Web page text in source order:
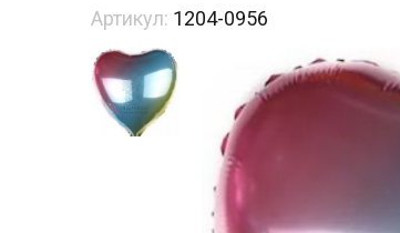
Артикул: 1204-0956